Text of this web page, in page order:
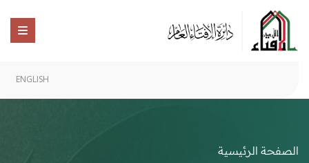
ENGLISH
الصفحة الرئيسية